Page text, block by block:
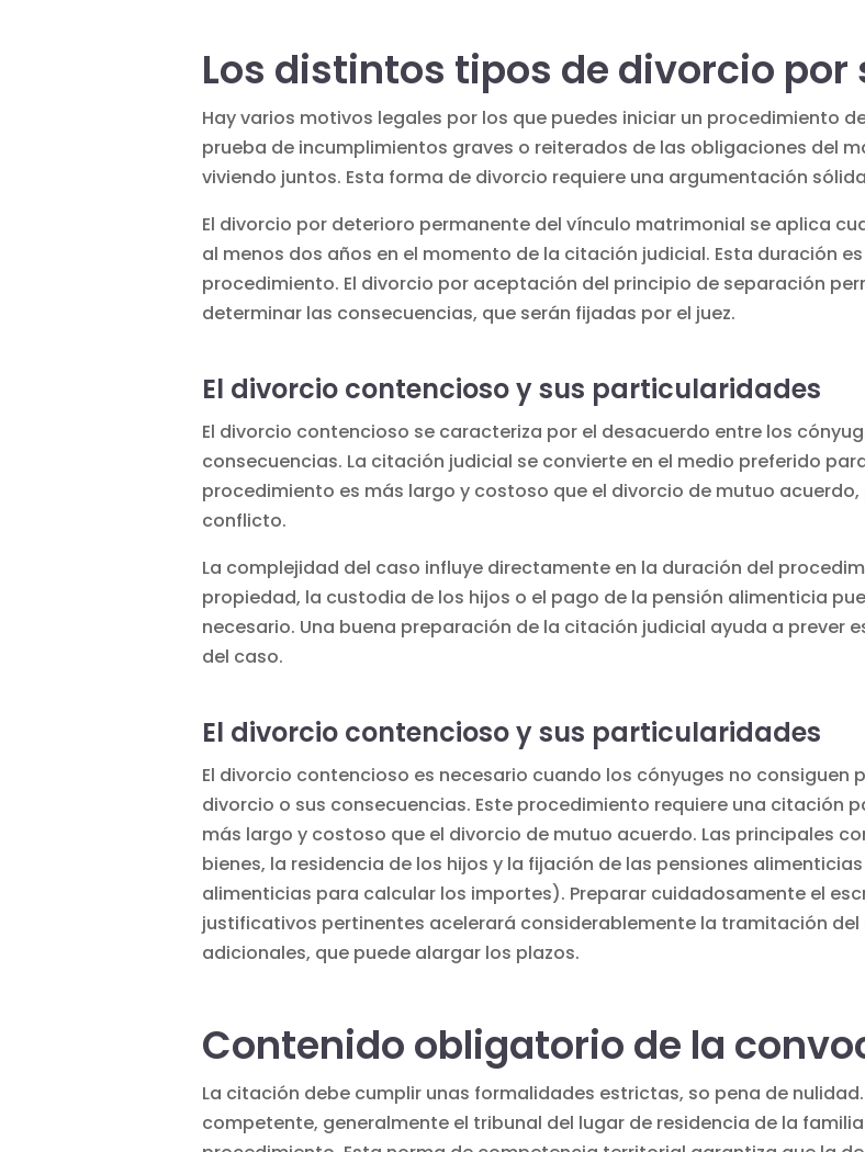
Los distintos tipos de divorcio por
Hay varios motivos legales por los que puedes iniciar un procedimiento
prueba de incumplimientos graves o reiterados de las obligaciones del
viviendo juntos. Esta forma de divorcio requiere una argumentación
El divorcio por deterioro permanente del vínculo matrimonial se aplica
al menos dos años en el momento de la citación judicial. Esta duración
procedimiento. El divorcio por aceptación del principio de separación
determinar las consecuencias, que serán fijadas por el juez.
El divorcio contencioso y sus particularidades
El divorcio contencioso se caracteriza por el desacuerdo entre los
consecuencias. La citación judicial se convierte en el medio preferido
procedimiento es más largo y costoso que el divorcio de mutuo
conflicto.
La complejidad del caso influye directamente en la duración del
propiedad, la custodia de los hijos o el pago de la pensión alimenticia
necesario. Una buena preparación de la citación judicial ayuda a
del caso.
El divorcio contencioso y sus particularidades
El divorcio contencioso es necesario cuando los cónyuges no consiguen
divorcio o sus consecuencias. Este procedimiento requiere una citación
más largo y costoso que el divorcio de mutuo acuerdo. Las principales
bienes, la residencia de los hijos y la fijación de las pensiones
alimenticias para calcular los importes). Preparar cuidadosamente el
justificativos pertinentes acelerará considerablemente la tramitación
adicionales, que puede alargar los plazos.
Contenido obligatorio de la
La citación debe cumplir unas formalidades estrictas, so pena de
competente, generalmente el tribunal del lugar de residencia de la